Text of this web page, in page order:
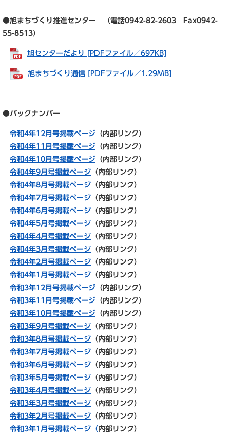
●旭まちづくり推進センター （電話0942-82-2603 Fax0942-
55-8513）
旭センターだより [PDFファイル／697KB]
旭まちづくり通信 [PDFファイル／1.29MB]
●バックナンバー
令和4年12月号掲載ページ （内部リンク）
令和4年11月号掲載ページ （内部リンク）
令和4年10月号掲載ページ （内部リンク）
令和4年9月号掲載ページ （内部リンク）
令和4年8月号掲載ページ （内部リンク）
令和4年7月号掲載ページ （内部リンク）
令和4年6月号掲載ページ （内部リンク）
令和4年5月号掲載ページ （内部リンク）
令和4年4月号掲載ページ （内部リンク）
令和4年3月号掲載ページ （内部リンク）
令和4年2月号掲載ページ （内部リンク）
令和4年1月号掲載ページ （内部リンク）
令和3年12月号掲載ページ （内部リンク）
令和3年11月号掲載ページ （内部リンク）
令和3年10月号掲載ページ （内部リンク）
令和3年9月号掲載ページ （内部リンク）
令和3年8月号掲載ページ （内部リンク）
令和3年7月号掲載ページ （内部リンク）
令和3年6月号掲載ページ （内部リンク）
令和3年5月号掲載ページ （内部リンク）
令和3年4月号掲載ページ （内部リンク）
令和3年3月号掲載ページ （内部リンク）
令和3年2月号掲載ページ （内部リンク）
令和3年1月号掲載ページ（ 内部リンク）